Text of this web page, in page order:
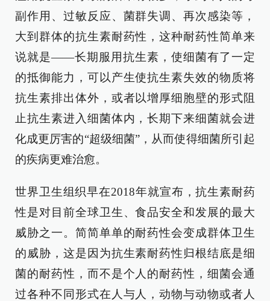
副作用、过敏反应、菌群失调、再次感染等，
大到群体的抗生素耐药性，这种耐药性简单来
说就是——长期服用抗生素，使细菌有了一定
的抵御能力，可以产生使抗生素失效的物质将
抗生素排出体外，或者以增厚细胞壁的形式阻
止抗生素进入细菌体内，长期下来细菌就会进
化成更厉害的“超级细菌”，从而使得细菌所引起
的疾病更难治愈。
世界卫生组织早在2018年就宣布，抗生素耐药
性是对目前全球卫生、食品安全和发展的最大
威胁之一。简简单单的耐药性会变成群体卫生
的威胁，这是因为抗生素耐药性归根结底是细
菌的耐药性，而不是个人的耐药性，细菌会通
过各种不同形式在人与人，动物与动物或者人